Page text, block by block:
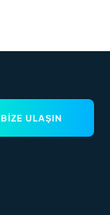
BIZE ULAŞIN